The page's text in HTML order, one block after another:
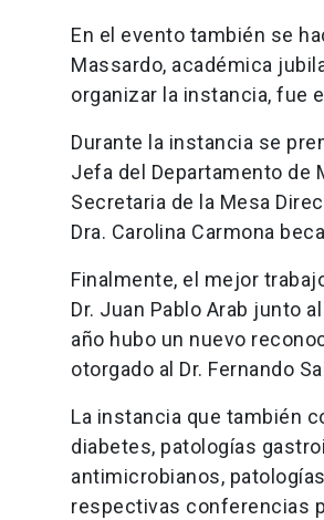
En el evento también se
Massardo, académica
organizar la instancia, fue
Durante la instancia se
Jefa del Departamento de
Secretaria de la Mesa
Dra. Carolina Carmona
Finalmente, el mejor
Dr. Juan Pablo Arab junto
año hubo un nuevo
otorgado al Dr. Fernando
La instancia que también
diabetes, patologías
antimicrobianos,
respectivas conferencias